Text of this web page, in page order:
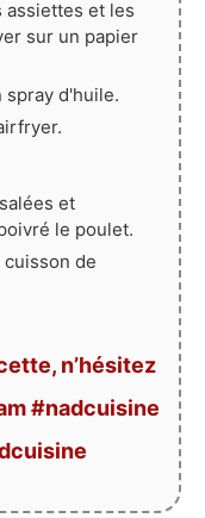
assiettes et les
sur un papier
spray d'huile.
et
le poulet.
de
n’hésitez
#nadcuisine